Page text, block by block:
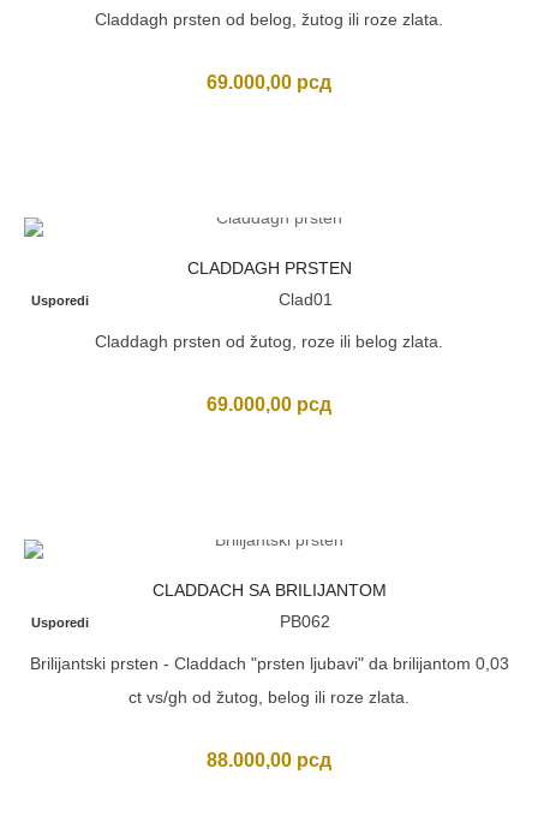
Claddagh prsten od belog, žutog ili roze zlata.
69.000,00 рсд
CLADDAGH PRSTEN
Usporedi Clad01
Claddagh prsten od žutog, roze ili belog zlata.
69.000,00 рсд
CLADDACH SA BRILIJANTOM
Usporedi PB062
Brilijantski prsten - Claddach "prsten ljubavi" da brilijantom 0,03
ct vs/gh od žutog, belog ili roze zlata.
88.000,00 рсд